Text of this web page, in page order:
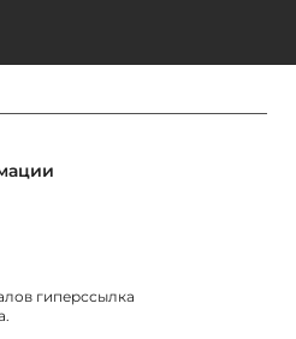
гиперссылка